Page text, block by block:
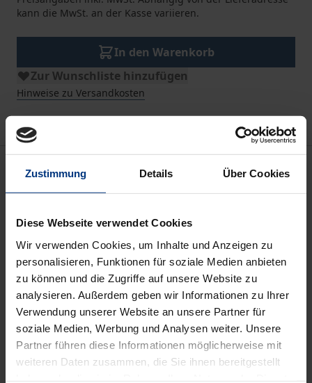
Zustimmung Details Über Cookies
Diese Webseite verwendet Cookies
Wir verwenden Cookies, um Inhalte und Anzeigen zu
personalisieren, Funktionen für soziale Medien anbieten
zu können und die Zugriffe auf unsere Website zu
analysieren. Außerdem geben wir Informationen zu Ihrer
Verwendung unserer Website an unsere Partner für
soziale Medien, Werbung und Analysen weiter. Unsere
Partner führen diese Informationen möglicherweise mit
weiteren Daten zusammen, die Sie ihnen bereitgestellt
kann die MwSt. an der Kasse variieren.
In den Warenkorb
Zur Wunschliste hinzufügen
Hinweise zu Versandkosten
Assistententagung im Öffentlichen Recht reflektiert
Wandlungsprozesse, wie sie seit den 1960er Jahren
im Öffentlichen Recht stattfinden. Angesprochen
sind damit zunächst (wissenschafts-)kulturelle
Veränderungen, aber auch Kontinuitäten vor dem
Hintergrund gesellschaftlicher und politischer
Umbrüche. Eine besondere Rolle spielen zudem die
Transformationen der Staatlichkeit und deren